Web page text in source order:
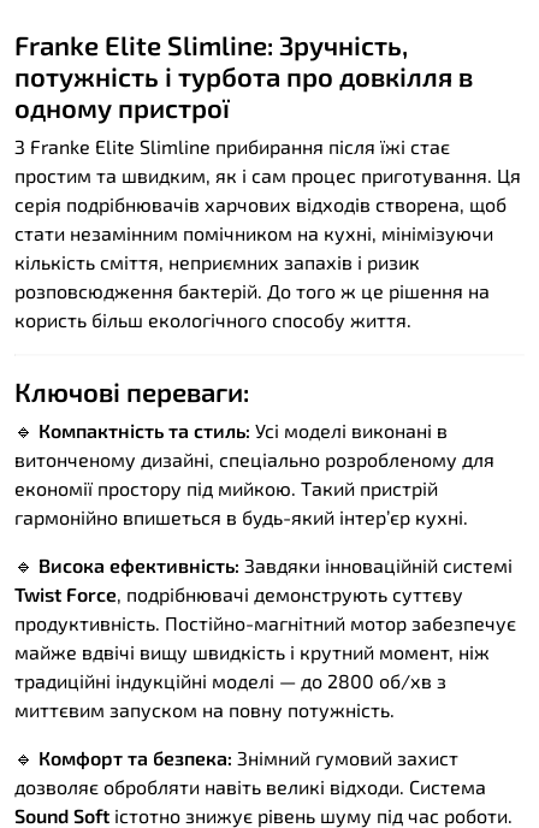
Franke Elite Slimline: Зручність,
потужність і турбота про довкілля в
одному пристрої
З Franke Elite Slimline прибирання після їжі стає
простим та швидким, як і сам процес приготування. Ця
серія подрібнювачів харчових відходів створена, щоб
стати незамінним помічником на кухні, мінімізуючи
кількість сміття, неприємних запахів і ризик
розповсюдження бактерій. До того ж це рішення на
користь більш екологічного способу життя.
Ключові переваги:
🔹 Компактність та стиль: Усі моделі виконані в
витонченому дизайні, спеціально розробленому для
економії простору під мийкою. Такий пристрій
гармонійно впишеться в будь-який інтер’єр кухні.
🔹 Висока ефективність: Завдяки інноваційній системі
Twist Force , подрібнювачі демонструють суттєву
продуктивність. Постійно-магнітний мотор забезпечує
майже вдвічі вищу швидкість і крутний момент, ніж
традиційні індукційні моделі — до 2800 об/хв з
миттєвим запуском на повну потужність.
🔹 Комфорт та безпека: Знімний гумовий захист
дозволяє обробляти навіть великі відходи. Система
Sound Soft істотно знижує рівень шуму під час роботи.